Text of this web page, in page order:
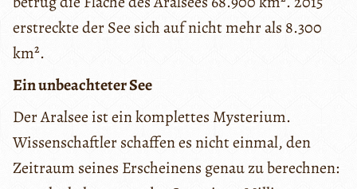
erstreckte der See sich auf nicht mehr als 8.300
km².
Ein unbeachteter See
Der Aralsee ist ein komplettes Mysterium.
Wissenschaftler schaffen es nicht einmal, den
Zeitraum seines Erscheinens genau zu berechnen: